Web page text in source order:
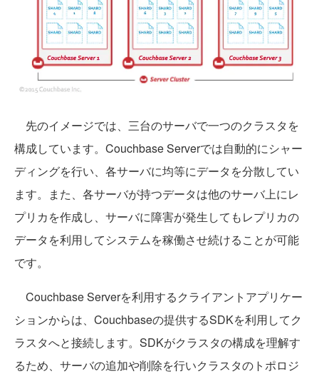
先のイメージでは、三台のサーバで一つのクラスタを
構成しています。Couchbase Serverでは自動的にシャー
ディングを行い、各サーバに均等にデータを分散してい
ます。また、各サーバが持つデータは他のサーバ上にレ
プリカを作成し、サーバに障害が発生してもレプリカの
データを利用してシステムを稼働させ続けることが可能
です。
Couchbase Serverを利用するクライアントアプリケー
ションからは、Couchbaseの提供するSDKを利用してク
ラスタへと接続します。SDKがクラスタの構成を理解す
るため、サーバの追加や削除を行いクラスタのトポロジ